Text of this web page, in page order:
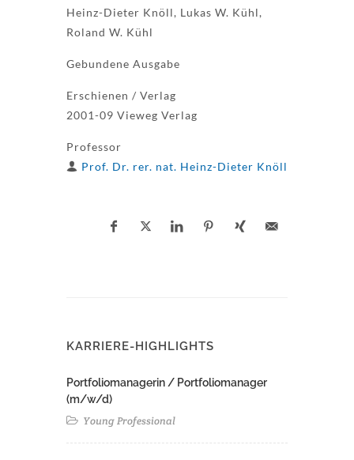
Heinz-Dieter Knöll, Lukas W. Kühl,
Roland W. Kühl
Gebundene Ausgabe
Erschienen / Verlag
2001-09 Vieweg Verlag
Professor
Prof. Dr. rer. nat. Heinz-Dieter Knöll
KARRIERE-HIGHLIGHTS
Portfoliomanagerin / Portfoliomanager
(m/w/d)
Young Professional